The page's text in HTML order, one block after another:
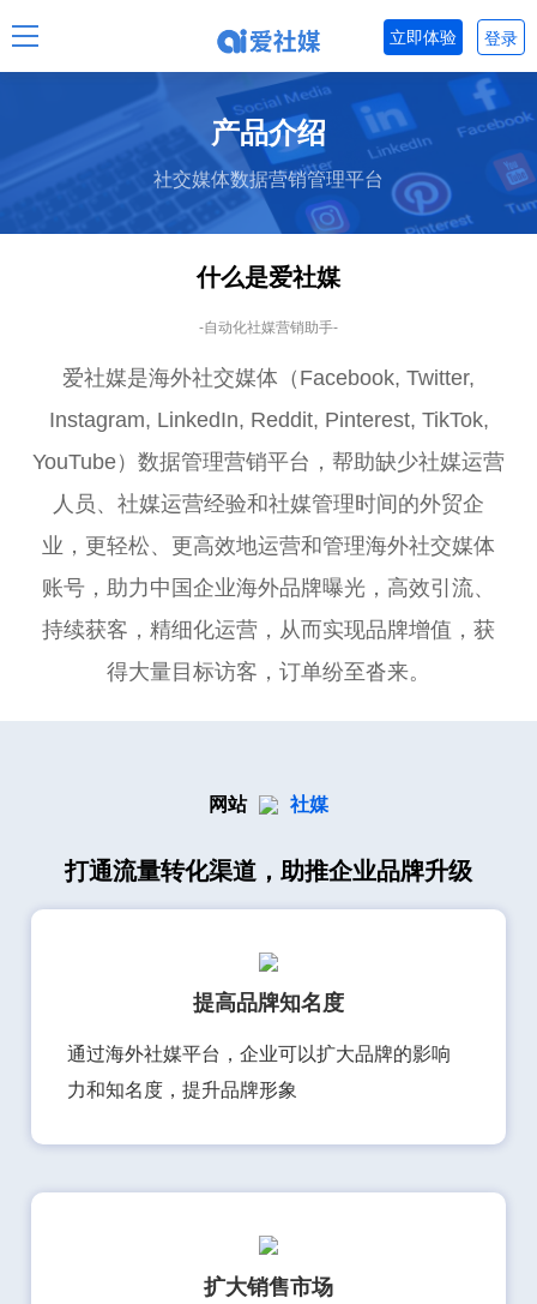
立即体验 登录
产品介绍
社交媒体数据营销管理平台
什么是爱社媒
-自动化社媒营销助手-
爱社媒是海外社交媒体（Facebook, Twitter,
Instagram, LinkedIn, Reddit, Pinterest, TikTok,
YouTube）数据管理营销平台，帮助缺少社媒运营
人员、社媒运营经验和社媒管理时间的外贸企
业，更轻松、更高效地运营和管理海外社交媒体
账号，助力中国企业海外品牌曝光，高效引流、
持续获客，精细化运营，从而实现品牌增值，获
得大量目标访客，订单纷至沓来。
网站 社媒
打通流量转化渠道，助推企业品牌升级
提高品牌知名度
通过海外社媒平台，企业可以扩大品牌的影响
力和知名度，提升品牌形象
扩大销售市场